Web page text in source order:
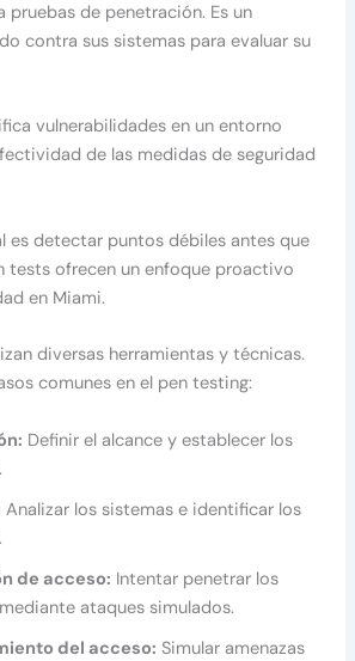
pruebas de penetración. Es un
contra sus sistemas para evaluar su
vulnerabilidades en un entorno
de las medidas de seguridad
es detectar puntos débiles antes que
tests ofrecen un enfoque proactivo
en Miami.
diversas herramientas y técnicas.
comunes en el pen testing:
Definir el alcance y establecer los
Analizar los sistemas e identificar los
de acceso: Intentar penetrar los
ataques simulados.
del acceso: Simular amenazas